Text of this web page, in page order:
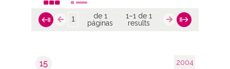
de 1
páginas
1–1 de 1
results
2004
15